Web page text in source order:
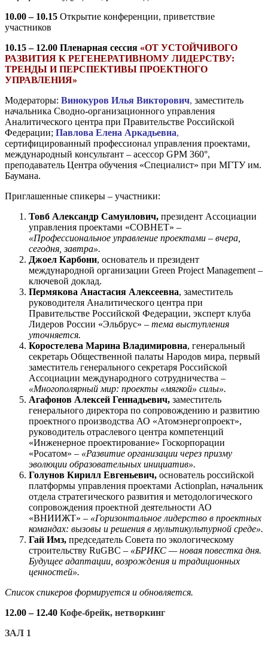
10.00 – 10.15 Открытие конференции, приветствие
участников
10.15 – 12.00 Пленарная сессия «ОТ УСТОЙЧИВОГО
РАЗВИТИЯ К РЕГЕНЕРАТИВНОМУ ЛИДЕРСТВУ:
ТРЕНДЫ И ПЕРСПЕКТИВЫ ПРОЕКТНОГО
УПРАВЛЕНИЯ»
Модераторы: Винокуров Илья Викторович, заместитель
начальника Сводно-организационного управления
Аналитического центра при Правительстве Российской
Федерации; Павлова Елена Аркадьевна,
сертифицированный профессионал управления проектами,
международный консультант – асессор GPM 360°,
преподаватель Центра обучения «Специалист» при МГТУ им.
Баумана.
Приглашенные спикеры – участники:
Товб Александр Самуилович, президент Ассоциации
управления проектами «СОВНЕТ» –
«Профессиональное управление проектами – вчера,
сегодня, завтра».
Джоел Карбони, основатель и президент
международной организации Green Project Management –
ключевой доклад.
Пермякова Анастасия Алексеевна, заместитель
руководителя Аналитического центра при
Правительстве Российской Федерации, эксперт клуба
Лидеров России «Эльбрус» – тема выступления
уточняется.
Коростелева Марина Владимировна, генеральный
секретарь Общественной палаты Народов мира, первый
заместитель генерального секретаря Российской
Ассоциации международного сотрудничества –
«Многополярный мир: проекты «мягкой» силы».
Агафонов Алексей Геннадьевич, заместитель
генерального директора по сопровождению и развитию
проектного производства АО «Атомэнергопроект»,
руководитель отраслевого центра компетенций
«Инженерное проектирование» Госкорпорации
«Росатом» – «Развитие организации через призму
эволюции образовательных инициатив».
Голунов Кирилл Евгеньевич, основатель российской
платформы управления проектами Actionplan, начальник
отдела стратегического развития и методологического
сопровождения проектной деятельности АО
«ВНИИЖТ» – «Горизонтальное лидерство в проектных
командах: вызовы и решения в мультикультурной среде».
Гай Имз, председатель Совета по экологическому
строительству RuGBC – «БРИКС — новая повестка дня.
Будущее адаптации, возрождения и традиционных
ценностей».
Список спикеров формируется и обновляется.
12.00 – 12.40 Кофе-брейк, нетворкинг
ЗАЛ 1